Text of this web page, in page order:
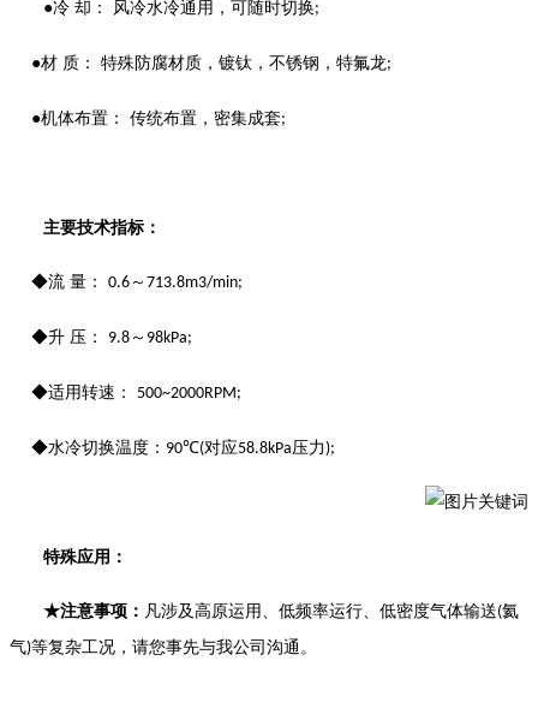
●冷 却： 风冷水冷通用，可随时切换;
●材 质： 特殊防腐材质，镀钛，不锈钢，特氟龙;
●机体布置： 传统布置，密集成套;
主要技术指标：
◆流 量： 0.6 ～ 713.8m3/min;
◆升 压： 9.8 ～ 98kPa;
◆适用转速： 500~2000RPM;
◆水冷切换温度： 90℃(对应58.8kPa压力);
特殊应用：
★注意事项： 凡涉及高原运用、低频率运行、低密度气体输送(氦
气)等复杂工况，请您事先与我公司沟通。